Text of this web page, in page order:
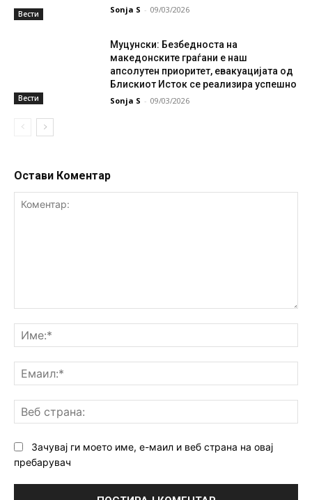
Вести Sonja S - 09/03/2026
Вести
Муцунски: Безбедноста на
македонските граѓани е наш
апсолутен приоритет, евакуацијата од
Блискиот Исток се реализира успешно
Sonja S - 09/03/2026
Остави Коментар
Зачувај ги моето име, е-маил и веб страна на овај
пребарувач